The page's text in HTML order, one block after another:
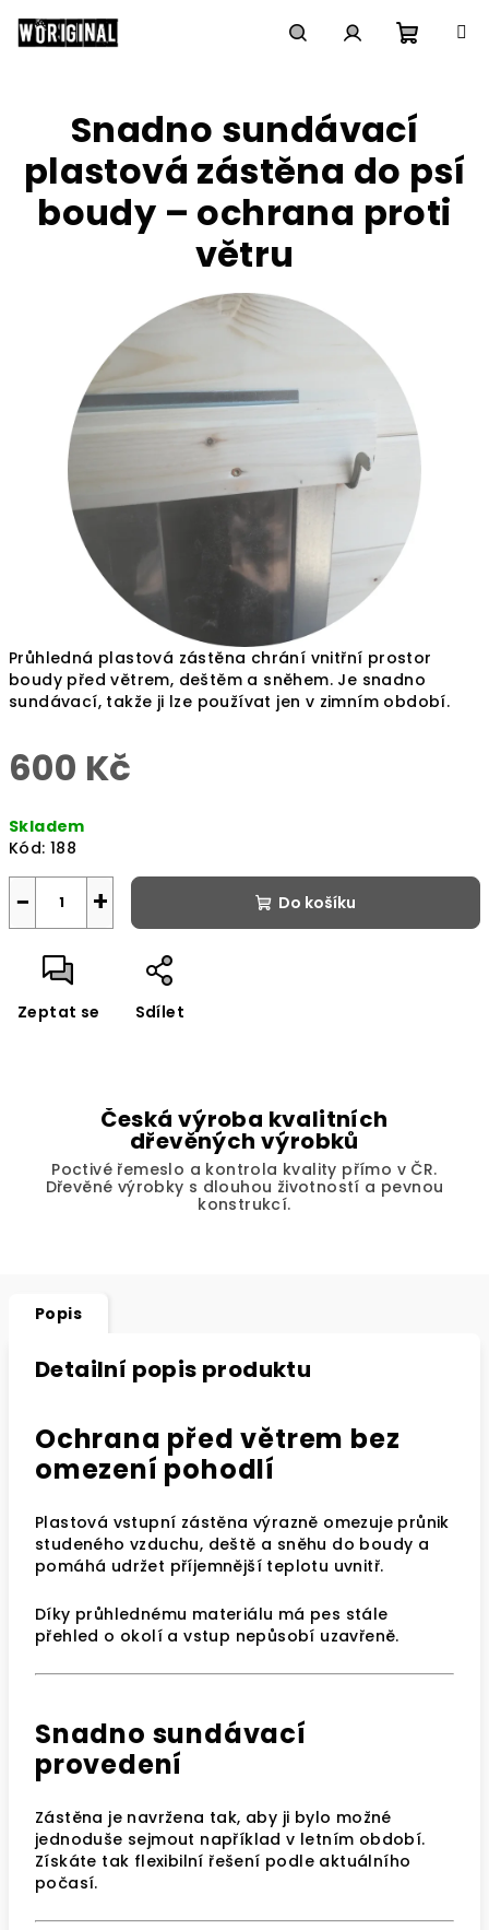
na
obsah
košík
Průhledná plastová zástěna chrání vnitřní prostor
boudy před větrem, deštěm a sněhem. Je snadno
sundávací, takže ji lze používat jen v zimním období.
600 Kč
cena:
Skladem
Kód: 188
+
− Do košíku
Zeptat se Sdílet
Snadno sundávací
plastová zástěna do psí
boudy – ochrana proti
větru
Česká výroba kvalitních
dřevěných výrobků
Poctivé řemeslo a kontrola kvality přímo v ČR.
Dřevěné výrobky s dlouhou životností a pevnou
konstrukcí.
Popis
Detailní popis produktu
Ochrana před větrem bez
omezení pohodlí
Plastová vstupní zástěna výrazně omezuje průnik
studeného vzduchu, deště a sněhu do boudy a
pomáhá udržet příjemnější teplotu uvnitř.
Díky průhlednému materiálu má pes stále
přehled o okolí a vstup nepůsobí uzavřeně.
Snadno sundávací
provedení
Zástěna je navržena tak, aby ji bylo možné
jednoduše sejmout například v letním období.
Získáte tak flexibilní řešení podle aktuálního
počasí.